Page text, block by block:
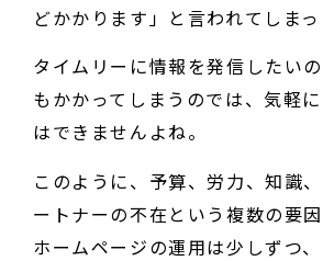
どかかります」と言われてしまっ
タイムリーに情報を発信したい
もかかってしまうのでは、気軽
はできませんよね。
このように、予算、労力、知識
ートナーの不在という複数の要因
ホームページの運用は少しずつ